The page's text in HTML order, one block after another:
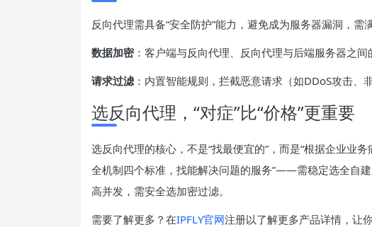
反向代理需具备“安全防护”能力，避免成为服务器漏洞，需
数据加密：客户端与反向代理、反向代理与后端服务器之间
请求过滤 ：内置智能规则，拦截恶意请求（如DDoS攻击、
选反向代理，“对症”比“价格”更重要
选反向代理的核心，不是“找最便宜的”，而是“根据企业业
全机制四个标准，找能解决问题的服务”——需稳定选全自
高并发，需安全选加密过滤。
需要了解更多？在IPFLY官网注册以了解更多产品详情，让